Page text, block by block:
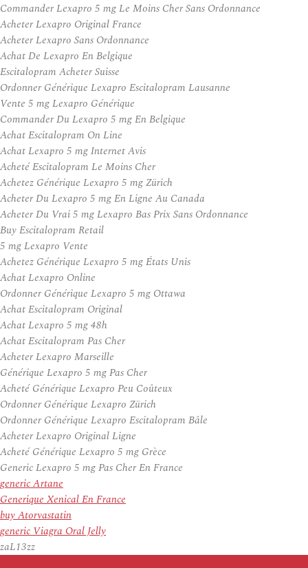
Commander Lexapro 5 mg Le Moins Cher Sans Ordonnance
Acheter Lexapro Original France
Acheter Lexapro Sans Ordonnance
Achat De Lexapro En Belgique
Escitalopram Acheter Suisse
Ordonner Générique Lexapro Escitalopram Lausanne
Vente 5 mg Lexapro Générique
Commander Du Lexapro 5 mg En Belgique
Achat Escitalopram On Line
Achat Lexapro 5 mg Internet Avis
Acheté Escitalopram Le Moins Cher
Achetez Générique Lexapro 5 mg Zürich
Acheter Du Lexapro 5 mg En Ligne Au Canada
Acheter Du Vrai 5 mg Lexapro Bas Prix Sans Ordonnance
Buy Escitalopram Retail
5 mg Lexapro Vente
Achetez Générique Lexapro 5 mg États Unis
Achat Lexapro Online
Ordonner Générique Lexapro 5 mg Ottawa
Achat Escitalopram Original
Achat Lexapro 5 mg 48h
Achat Escitalopram Pas Cher
Acheter Lexapro Marseille
Générique Lexapro 5 mg Pas Cher
Acheté Générique Lexapro Peu Coûteux
Ordonner Générique Lexapro Zürich
Ordonner Générique Lexapro Escitalopram Bâle
Acheter Lexapro Original Ligne
Acheté Générique Lexapro 5 mg Grèce
Generic Lexapro 5 mg Pas Cher En France
generic Artane
Generique Xenical En France
buy Atorvastatin
generic Viagra Oral Jelly
zaL13zz